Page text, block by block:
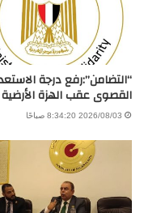
“التضامن”:رفع درجة
القصوى عقب الهزة الأرضية
2026/08/03 8:34:20 صباحًا